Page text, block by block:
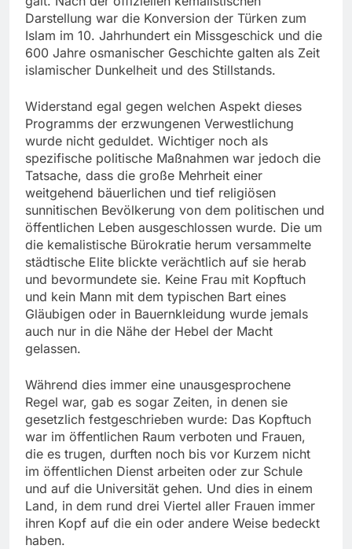
Darstellung war die Konversion der Türken zum
Islam im 10. Jahrhundert ein Missgeschick und die
600 Jahre osmanischer Geschichte galten als Zeit
islamischer Dunkelheit und des Stillstands.
Widerstand egal gegen welchen Aspekt dieses
Programms der erzwungenen Verwestlichung
wurde nicht geduldet. Wichtiger noch als
spezifische politische Maßnahmen war jedoch die
Tatsache, dass die große Mehrheit einer
weitgehend bäuerlichen und tief religiösen
sunnitischen Bevölkerung von dem politischen und
öffentlichen Leben ausgeschlossen wurde. Die um
die kemalistische Bürokratie herum versammelte
städtische Elite blickte verächtlich auf sie herab
und bevormundete sie. Keine Frau mit Kopftuch
und kein Mann mit dem typischen Bart eines
Gläubigen oder in Bauernkleidung wurde jemals
auch nur in die Nähe der Hebel der Macht
gelassen.
Während dies immer eine unausgesprochene
Regel war, gab es sogar Zeiten, in denen sie
gesetzlich festgeschrieben wurde: Das Kopftuch
war im öffentlichen Raum verboten und Frauen,
die es trugen, durften noch bis vor Kurzem nicht
im öffentlichen Dienst arbeiten oder zur Schule
und auf die Universität gehen. Und dies in einem
Land, in dem rund drei Viertel aller Frauen immer
ihren Kopf auf die ein oder andere Weise bedeckt
haben.